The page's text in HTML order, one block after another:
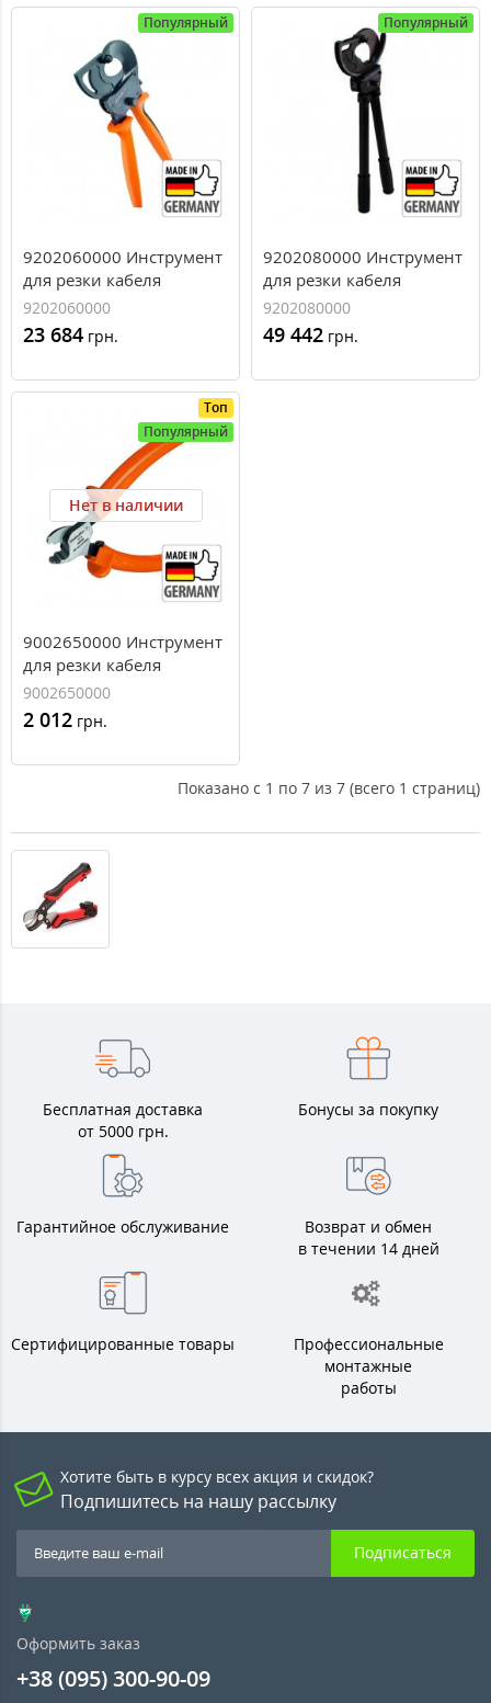
Популярный
9202060000 Инструмент
для резки кабеля
Weidmuller KT 55 (500
мм.кв)
9202060000
23 684 грн.
Популярный
9202080000 Инструмент
для резки кабеля
Weidmuller KT 80 (630
мм.кв)
9202080000
49 442 грн.
Топ
Популярный
Нет в наличии
9002650000 Инструмент
для резки кабеля
Weidmuller KT 8 (16
мм.кв)
9002650000
2 012 грн.
Показано с 1 по 7 из 7 (всего 1 страниц)
Бесплатная доставка
от 5000 грн.
Бонусы за покупку
Гарантийное обслуживание
Возврат и обмен
в течении 14 дней
Сертифицированные товары
Профессиональные
монтажные
работы
Хотите быть в курсу всех акция и скидок?
Подпишитесь на нашу рассылку
Подписаться
Оформить заказ
+38 (095) 300-90-09